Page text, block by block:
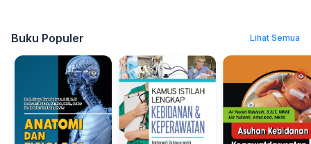
Buku Populer Lihat Semua